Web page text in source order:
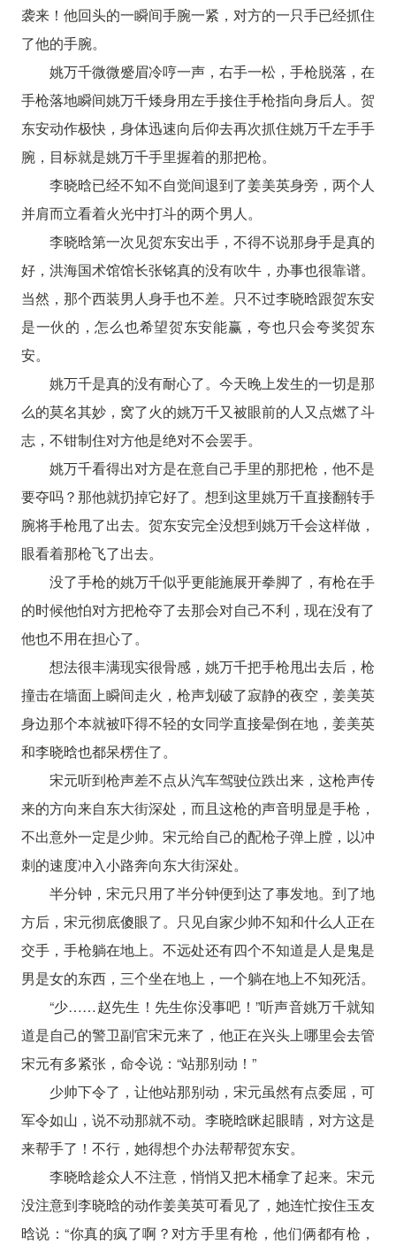
袭来！他回头的一瞬间手腕一紧，对方的一只手已经抓住
了他的手腕。
姚万千微微蹙眉冷哼一声，右手一松，手枪脱落，在
手枪落地瞬间姚万千矮身用左手接住手枪指向身后人。贺
东安动作极快，身体迅速向后仰去再次抓住姚万千左手手
腕，目标就是姚万千手里握着的那把枪。
李晓晗已经不知不自觉间退到了姜美英身旁，两个人
并肩而立看着火光中打斗的两个男人。
李晓晗第一次见贺东安出手，不得不说那身手是真的
好，洪海国术馆馆长张铭真的没有吹牛，办事也很靠谱。
当然，那个西装男人身手也不差。只不过李晓晗跟贺东安
是一伙的，怎么也希望贺东安能赢，夸也只会夸奖贺东
安。
姚万千是真的没有耐心了。今天晚上发生的一切是那
么的莫名其妙，窝了火的姚万千又被眼前的人又点燃了斗
志，不钳制住对方他是绝对不会罢手。
姚万千看得出对方是在意自己手里的那把枪，他不是
要夺吗？那他就扔掉它好了。想到这里姚万千直接翻转手
腕将手枪甩了出去。贺东安完全没想到姚万千会这样做，
眼看着那枪飞了出去。
没了手枪的姚万千似乎更能施展开拳脚了，有枪在手
的时候他怕对方把枪夺了去那会对自己不利，现在没有了
他也不用在担心了。
想法很丰满现实很骨感，姚万千把手枪甩出去后，枪
撞击在墙面上瞬间走火，枪声划破了寂静的夜空，姜美英
身边那个本就被吓得不轻的女同学直接晕倒在地，姜美英
和李晓晗也都呆楞住了。
宋元听到枪声差不点从汽车驾驶位跌出来，这枪声传
来的方向来自东大街深处，而且这枪的声音明显是手枪，
不出意外一定是少帅。宋元给自己的配枪子弹上膛，以冲
刺的速度冲入小路奔向东大街深处。
半分钟，宋元只用了半分钟便到达了事发地。到了地
方后，宋元彻底傻眼了。只见自家少帅不知和什么人正在
交手，手枪躺在地上。不远处还有四个不知道是人是鬼是
男是女的东西，三个坐在地上，一个躺在地上不知死活。
“少……赵先生！先生你没事吧！”听声音姚万千就知
道是自己的警卫副官宋元来了，他正在兴头上哪里会去管
宋元有多紧张，命令说：“站那别动！”
少帅下令了，让他站那别动，宋元虽然有点委屈，可
军令如山，说不动那就不动。李晓晗眯起眼睛，对方这是
来帮手了！不行，她得想个办法帮帮贺东安。
李晓晗趁众人不注意，悄悄又把木桶拿了起来。宋元
没注意到李晓晗的动作姜美英可看见了，她连忙按住玉友
晗说：“你真的疯了啊？对方手里有枪，他们俩都有枪，